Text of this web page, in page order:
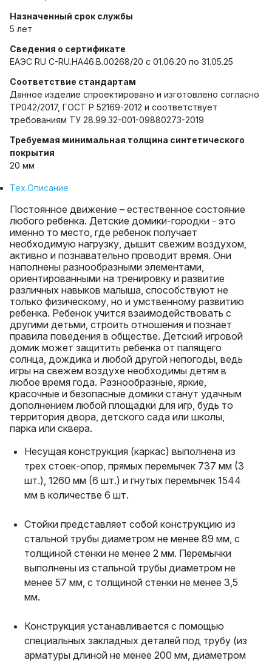
Назначенный срок службы
5 лет
Сведения о сертификате
ЕАЭС RU C-RU.HA46.B.00268/20 с 01.06.20 по 31.05.25
Соответствие стандартам
Данное изделие спроектировано и изготовлено согласно
ТР042/2017, ГОСТ Р 52169-2012 и соответствует
требованиям ТУ 28.99.32-001-09880273-2019
Требуемая минимальная толщина синтетического
покрытия
20 мм
Тех.Описание
Постоянное движение – естественное состояние
любого ребенка. Детские домики-городки - это
именно то место, где ребенок получает
необходимую нагрузку, дышит свежим воздухом,
активно и познавательно проводит время. Они
наполнены разнообразными элементами,
ориентированными на тренировку и развитие
различных навыков малыша, способствуют не
только физическому, но и умственному развитию
ребенка. Ребенок учится взаимодействовать с
другими детьми, строить отношения и познает
правила поведения в обществе. Детский игровой
домик может защитить ребенка от палящего
солнца, дождика и любой другой непогоды, ведь
игры на свежем воздухе необходимы детям в
любое время года. Разнообразные, яркие,
красочные и безопасные домики станут удачным
дополнением любой площадки для игр, будь то
территория двора, детского сада или школы,
парка или сквера.
Несущая конструкция (каркас) выполнена из
трех стоек-опор, прямых перемычек 737 мм (3
шт.), 1260 мм (6 шт.) и гнутых перемычек 1544
мм в количестве 6 шт.
Стойки представляет собой конструкцию из
стальной трубы диаметром не менее 89 мм, с
толщиной стенки не менее 2 мм. Перемычки
выполнены из стальной трубы диаметром не
менее 57 мм, с толщиной стенки не менее 3,5
мм.
Конструкция устанавливается с помощью
специальных закладных деталей под трубу (из
арматуры длиной не менее 200 мм, диаметром